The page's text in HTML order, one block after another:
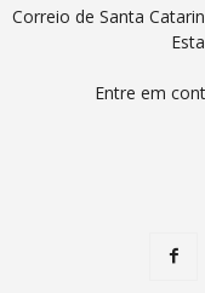
Correio de Santa
Entre em